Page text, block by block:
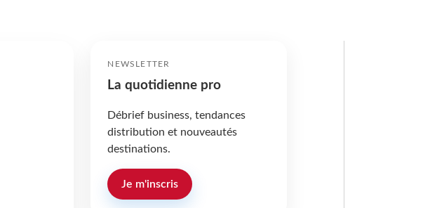
NEWSLETTER
La quotidienne pro
Débrief business, tendances
distribution et nouveautés
destinations.
Je m'inscris